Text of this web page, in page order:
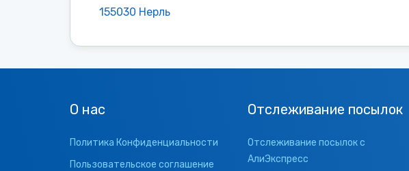
155030 Нерль
О нас
Политика Конфиденциальности
Пользовательское соглашение
Отслеживание посылок
Отслеживание посылок с
АлиЭкспресс